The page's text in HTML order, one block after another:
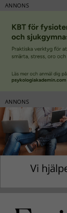
ANNONS
ANNONS